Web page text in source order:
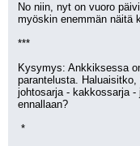
No niin, nyt on vuoro
myöskin enemmän näitä
***
Kysymys: Ankkiksessa
parantelusta.
johtosarja - kakkossarja
ennallaan?
*